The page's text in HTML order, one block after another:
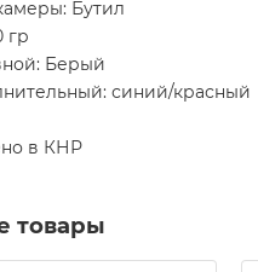
Бутил
гр
Берый
синий/красный
в КНР
товары